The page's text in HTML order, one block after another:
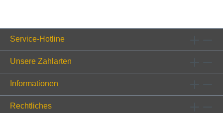
Service-Hotline
Unsere Zahlarten
Informationen
Rechtliches